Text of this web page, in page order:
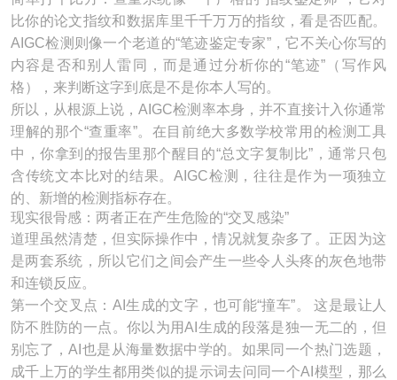
比你的论文指纹和数据库里千千万万的指纹，看是否匹配。
AIGC检测则像一个老道的“笔迹鉴定专家”，它不关心你写的
内容是否和别人雷同，而是通过分析你的“笔迹”（写作风
格），来判断这字到底是不是你本人写的。
所以，从根源上说，AIGC检测率本身，并不直接计入你通常
理解的那个“查重率”。在目前绝大多数学校常用的检测工具
中，你拿到的报告里那个醒目的“总文字复制比”，通常只包
含传统文本比对的结果。AIGC检测，往往是作为一项独立
的、新增的检测指标存在。
现实很骨感：两者正在产生危险的“交叉感染”
道理虽然清楚，但实际操作中，情况就复杂多了。正因为这
是两套系统，所以它们之间会产生一些令人头疼的灰色地带
和连锁反应。
第一个交叉点：AI生成的文字，也可能“撞车”。 这是最让人
防不胜防的一点。你以为用AI生成的段落是独一无二的，但
别忘了，AI也是从海量数据中学的。如果同一个热门选题，
成千上万的学生都用类似的提示词去问同一个AI模型，那么